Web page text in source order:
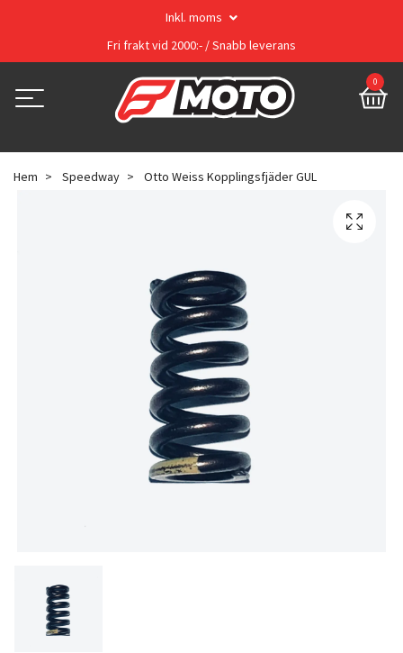
Inkl. moms
Fri frakt vid 2000:- / Snabb leverans
0
Hem Speedway Otto Weiss Kopplingsfjäder GUL